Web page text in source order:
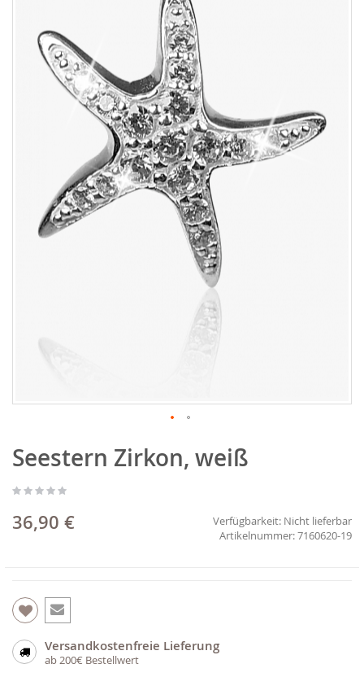
Anfang
der
springen
Seestern Zirkon, weiß
36,90 € Verfügbarkeit: Nicht lieferbar
7160620-19
Versandkostenfreie Lieferung
ab 200€ Bestellwert